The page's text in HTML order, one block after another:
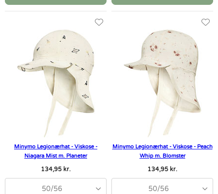
Minymo Legionærhat - Viskose -
Niagara Mist m. Planeter
134,95 kr.
50/56
Minymo Legionærhat - Viskose - Peach
Whip m. Blomster
134,95 kr.
50/56